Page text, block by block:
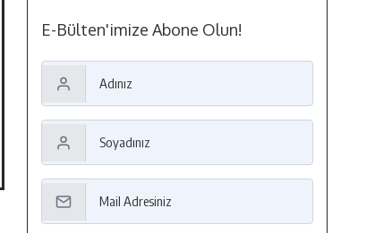
E-Bülten'imize Abone Olun!